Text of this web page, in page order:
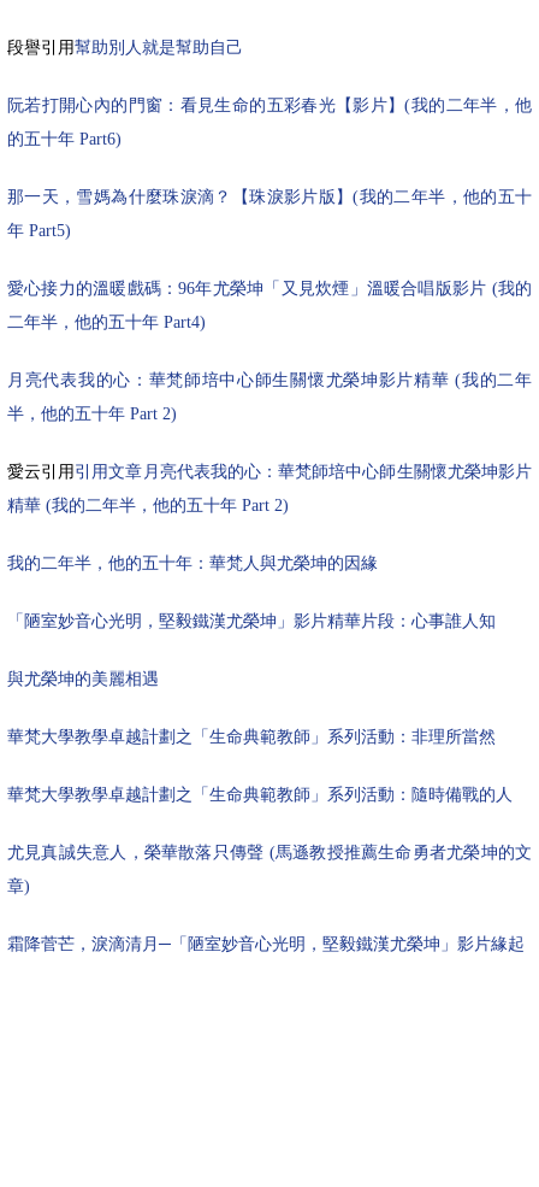
段譽引用幫助別人就是幫助自己
阮若打開心內的門窗：看見生命的五彩春光【影片】(我的二年半，他
的五十年 Part6)
那一天，雪媽為什麼珠淚滴？【珠淚影片版】(我的二年半，他的五十
年 Part5)
愛心接力的溫暖戲碼：96年尤榮坤「又見炊煙」溫暖合唱版影片 (我的
二年半，他的五十年 Part4)
月亮代表我的心：華梵師培中心師生關懷尤榮坤影片精華 (我的二年
半，他的五十年 Part 2)
愛云引用 引用文章月亮代表我的心：華梵師培中心師生關懷尤榮坤影片
精華 (我的二年半，他的五十年 Part 2)
我的二年半，他的五十年：華梵人與尤榮坤的因緣
「陋室妙音心光明，堅毅鐵漢尤榮坤」影片精華片段：心事誰人知
與尤榮坤的美麗相遇
華梵大學教學卓越計劃之「生命典範教師」系列活動：非理所當然
華梵大學教學卓越計劃之「生命典範教師」系列活動：隨時備戰的人
尤見真誠失意人，榮華散落只傳聲 (馬遜教授推薦生命勇者尤榮坤的文
章)
霜降菅芒，淚滴清月─「陋室妙音心光明，堅毅鐵漢尤榮坤」影片緣起